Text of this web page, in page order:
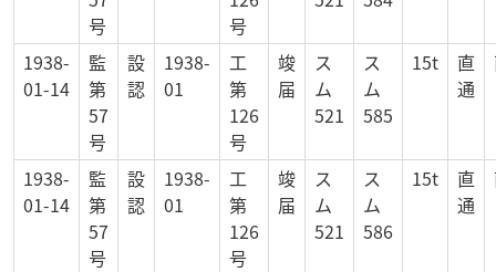
号
号
1938-
01-14
監
第
57
号
設
認
1938-
01
工
第
126
号
竣
届
ス
ム
521
ス
ム
585
15t
直
通
1938-
01-14
監
第
57
号
設
認
1938-
01
工
第
126
号
竣
届
ス
ム
521
ス
ム
586
15t
直
通